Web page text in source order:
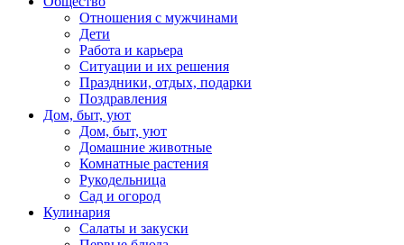
Отношения с мужчинами
Дети
Работа и карьера
Ситуации и их решения
Праздники, отдых, подарки
Поздравления
Дом, быт, уют
Дом, быт, уют
Домашние животные
Комнатные растения
Рукодельница
Сад и огород
Кулинария
Салаты и закуски